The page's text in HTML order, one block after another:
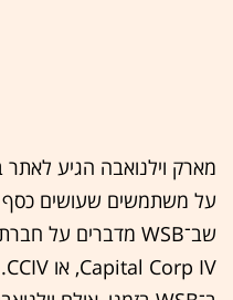
מארק וילנואבה הגיע
על משתמשים שעושים כסף